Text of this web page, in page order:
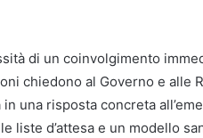
di un coinvolgimento
chiedono al Governo e alle
una risposta concreta
liste d’attesa e un modello